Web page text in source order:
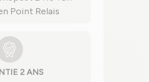
Point Relais
2 ANS